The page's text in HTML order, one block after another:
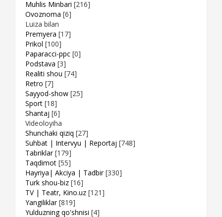
Muhlis Minbari [216]
Ovoznoma [6]
Luiza bilan
Premyera [17]
Prikol [100]
Paparacci-ppc [0]
Podstava [3]
Realiti shou [74]
Retro [7]
Sayyod-show [25]
Sport [18]
Shantaj [6]
Videoloyiha
Shunchaki qiziq [27]
Suhbat | Intervyu | Reportaj [748]
Tabriklar [179]
Taqdimot [55]
Hayriya| Akciya | Tadbir [330]
Turk shou-biz [16]
TV | Teatr, Kino.uz [121]
Yangiliklar [819]
Yulduzning qo'shnisi [4]